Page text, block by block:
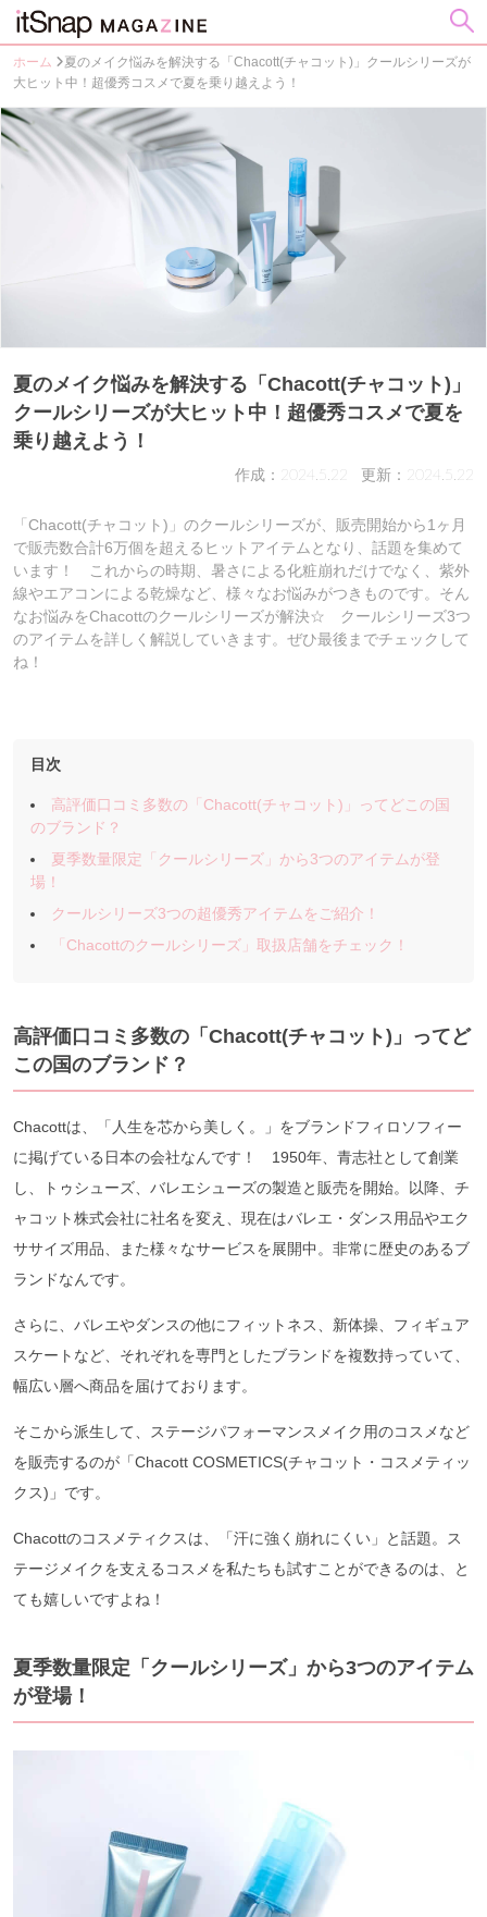
ホーム
夏のメイク悩みを解決する「Chacott(チャコット)」クールシリーズが
大ヒット中！超優秀コスメで夏を乗り越えよう！
夏のメイク悩みを解決する「Chacott(チャコット)」
クールシリーズが大ヒット中！超優秀コスメで夏を
乗り越えよう！
作成：2024.5.22 更新：2024.5.22
「Chacott(チャコット)」のクールシリーズが、販売開始から1ヶ月
で販売数合計6万個を超えるヒットアイテムとなり、話題を集めて
います！ これからの時期、暑さによる化粧崩れだけでなく、紫外
線やエアコンによる乾燥など、様々なお悩みがつきものです。そん
なお悩みをChacottのクールシリーズが解決☆ クールシリーズ3つ
のアイテムを詳しく解説していきます。ぜひ最後までチェックして
ね！
目次
高評価口コミ多数の「Chacott(チャコット)」ってどこの国
のブランド？
夏季数量限定「クールシリーズ」から3つのアイテムが登
場！
クールシリーズ3つの超優秀アイテムをご紹介！
「Chacottのクールシリーズ」取扱店舗をチェック！
高評価口コミ多数の「 Chacott(チャコット) 」ってど
この国のブランド？
Chacottは、「人生を芯から美しく。」をブランドフィロソフィー
に掲げている日本の会社なんです！ 1950年、青志社として創業
し、トゥシューズ、バレエシューズの製造と販売を開始。以降、チ
ャコット株式会社に社名を変え、現在はバレエ・ダンス用品やエク
ササイズ用品、また様々なサービスを展開中。非常に歴史のあるブ
ランドなんです。
さらに、バレエやダンスの他にフィットネス、新体操、フィギュア
スケートなど、それぞれを専門としたブランドを複数持っていて、
幅広い層へ商品を届けております。
そこから派生して、ステージパフォーマンスメイク用のコスメなど
を販売するのが「Chacott COSMETICS(チャコット・コスメティッ
クス)」です。
Chacottのコスメティクスは、「汗に強く崩れにくい」と話題。ス
テージメイクを支えるコスメを私たちも試すことができるのは、と
ても嬉しいですよね！
夏季数量限定「クールシリーズ」から3つのアイテム
が登場！